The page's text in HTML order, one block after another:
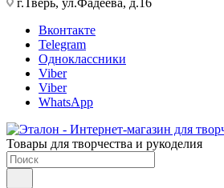
г.Тверь, ул.Фадеева, д.16
Вконтакте
Telegram
Одноклассники
Viber
Viber
WhatsApp
Товары для творчества и рукоделия